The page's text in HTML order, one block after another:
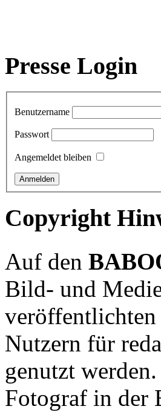
Presse Login
Benutzername
Passwort
Angemeldet bleiben
Copyright
Auf den
Bild- und
Nutzern für
genutzt
Fotograf in der